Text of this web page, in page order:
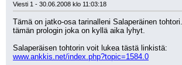
Viesti 1 - 30.06.2008 klo 11:03:18
Tämä on jatko-osa tarinalleni Salaperäinen
tämän prologin joka on kyllä aika lyhyt.
Salaperäisen tohtorin voit lukea tästä linkistä:
www.ankkis.net/index.php?topic=1584.0